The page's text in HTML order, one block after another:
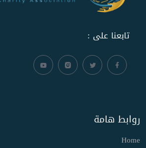
تابعنا على :
روابط هامة
Home